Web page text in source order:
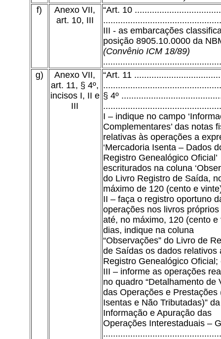
f)
Anexo VII,
art. 10, III
“Art. 10
III - as embarcações
posição 8905.10.0000 da
(Convênio ICM 18/89)
..........................
g)
Anexo VII,
art. 11, § 4º,
incisos I, II e
III
“Art. 11
§ 4º
I – indique no campo
Complementares’ das notas
relativas às operações a
‘Mercadoria Isenta – Dados
Registro Genealógico Oficial’
escriturados na coluna
do Livro Registro de Saída,
máximo de 120 (cento e
II – faça o registro oportuno
operações nos livros
até, no máximo, 120 (cento e
dias, indique na coluna
“Observações” do Livro de
de Saídas os dados relativos
Registro Genealógico Oficial;
III – informe as operações
no quadro “Detalhamento de
das Operações e Prestações
Isentas e Não Tributadas)”
Informação e Apuração das
Operações Interestaduais –